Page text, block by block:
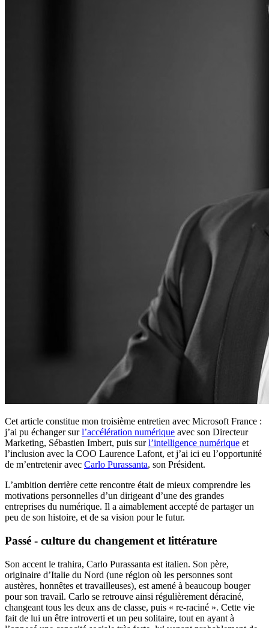
Cet article constitue mon troisième entretien avec Microsoft France :
j’ai pu échanger surl’accélération numérique avec son Directeur
Marketing, Sébastien Imbert, puis surl’intelligence numérique et
l’inclusion avec la COO Laurence Lafont, et j’ai ici eu l’opportunité
de m’entretenir avec Carlo Purassanta, son Président.
L’ambition derrière cette rencontre était de mieux comprendre les
motivations personnelles d’un dirigeant d’une des grandes
entreprises du numérique. Il a aimablement accepté de partager un
peu de son histoire, et de sa vision pour le futur.
Passé - culture du changement et littérature
Son accent le trahira, Carlo Purassanta est italien. Son père,
originaire d’Italie du Nord (une région où les personnes sont
austères, honnêtes et travailleuses), est amené à beaucoup bouger
pour son travail. Carlo se retrouve ainsi régulièrement déraciné,
changeant tous les deux ans de classe, puis « re-raciné ». Cette vie
fait de lui un être introverti et un peu solitaire, tout en ayant à